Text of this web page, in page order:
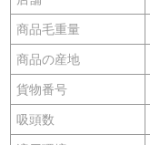
商品毛重量
商品の産地
貨物番号
吸頭数